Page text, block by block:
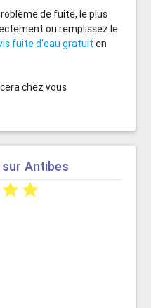
de fuite, le plus
ou remplissez le
fuite d'eau gratuit en
chez vous
Antibes
starstar